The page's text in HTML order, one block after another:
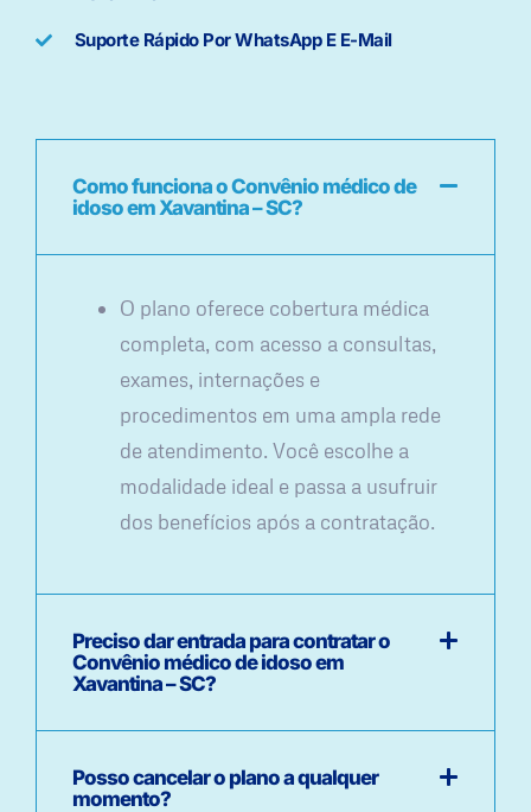
Suporte Rápido Por WhatsApp E E-Mail
Como funciona o Convênio médico de
idoso em Xavantina – SC?
O plano oferece cobertura médica
completa, com acesso a consultas,
exames, internações e
procedimentos em uma ampla rede
de atendimento. Você escolhe a
modalidade ideal e passa a usufruir
dos benefícios após a contratação.
Preciso dar entrada para contratar o
Convênio médico de idoso em
Xavantina – SC?
Posso cancelar o plano a qualquer
momento?